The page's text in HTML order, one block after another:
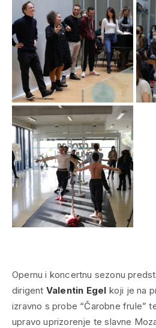
Opernu i koncertnu sezonu
dirigent Valentin Egel koji je na
izravno s probe “Čarobne frule”
upravo uprizorenje te slavne